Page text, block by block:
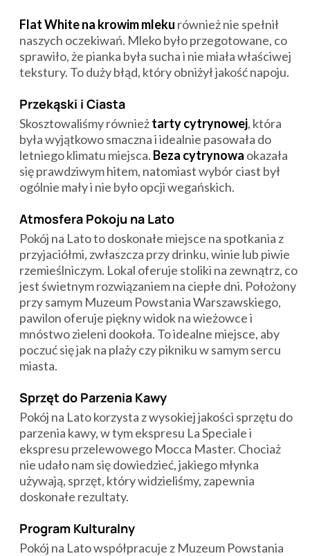
Flat White na krowim mleku również nie spełnił
naszych oczekiwań. Mleko było przegotowane, co
sprawiło, że pianka była sucha i nie miała właściwej
tekstury. To duży błąd, który obniżył jakość napoju.
Przekąski i Ciasta
Skosztowaliśmy równieżtarty cytrynowej, która
była wyjątkowo smaczna i idealnie pasowała do
letniego klimatu miejsca. Beza cytrynowa okazała
się prawdziwym hitem, natomiast wybór ciast był
ogólnie mały i nie było opcji wegańskich.
Atmosfera Pokoju na Lato
Pokój na Lato to doskonałe miejsce na spotkania z
przyjaciółmi, zwłaszcza przy drinku, winie lub piwie
rzemieślniczym. Lokal oferuje stoliki na zewnątrz, co
jest świetnym rozwiązaniem na ciepłe dni. Położony
przy samym Muzeum Powstania Warszawskiego,
pawilon oferuje piękny widok na wieżowce i
mnóstwo zieleni dookoła. To idealne miejsce, aby
poczuć się jak na plaży czy pikniku w samym sercu
miasta.
Sprzęt do Parzenia Kawy
Pokój na Lato korzysta z wysokiej jakości sprzętu do
parzenia kawy, w tym ekspresu La Speciale i
ekspresu przelewowego Mocca Master. Chociaż
nie udało nam się dowiedzieć, jakiego młynka
używają, sprzęt, który widzieliśmy, zapewnia
doskonałe rezultaty.
Program Kulturalny
Pokój na Lato współpracuje z Muzeum Powstania